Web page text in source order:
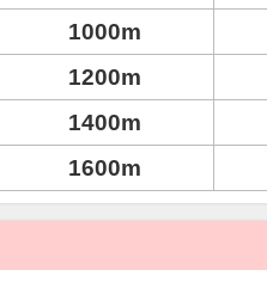
1000m
1200m
1400m
1600m